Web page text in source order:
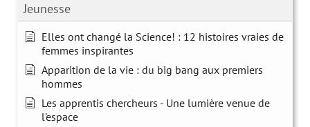
Jeunesse
Elles ont changé la Science! : 12 histoires vraies de
femmes inspirantes
Apparition de la vie : du big bang aux premiers
hommes
Les apprentis chercheurs - Une lumière venue de
l'espace